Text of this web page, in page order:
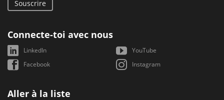
Souscrire
Connecte-toi avec nous
LinkedIn
YouTube
Facebook
Instagram
Aller à la liste